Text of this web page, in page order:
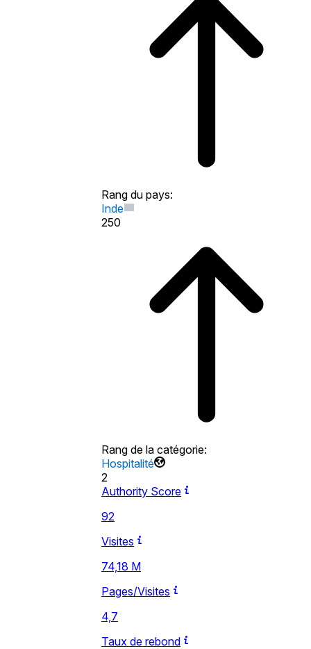
Rang du pays:
Inde
250
Rang de la catégorie:
Hospitalité
2
Authority Score
92
Visites
74,18 M
Pages/Visites
4,7
Taux de rebond